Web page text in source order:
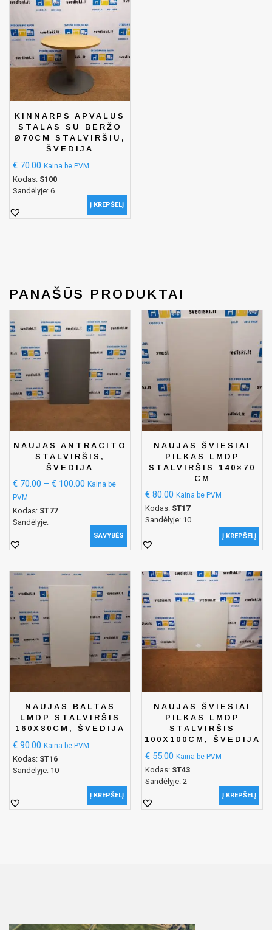
KINNARPS APVALUS
STALAS SU BERŽO
Ø70CM STALVIRŠIU,
ŠVEDIJA
€ 70.00 Kaina be PVM
Kodas: S100
Sandėlyje: 6
Į KREPŠELĮ
PANAŠŪS PRODUKTAI
NAUJAS ANTRACITO
STALVIRŠIS,
ŠVEDIJA
€ 70.00 – € 100.00 Kaina be
PVM
Kodas: ST77
Sandėlyje:
SAVYBĖS
NAUJAS ŠVIESIAI
PILKAS LMDP
STALVIRŠIS 140×70
CM
€ 80.00 Kaina be PVM
Kodas: ST17
Sandėlyje: 10
Į KREPŠELĮ
NAUJAS BALTAS
LMDP STALVIRŠIS
160X80CM, ŠVEDIJA
€ 90.00 Kaina be PVM
Kodas: ST16
Sandėlyje: 10
Į KREPŠELĮ
NAUJAS ŠVIESIAI
PILKAS LMDP
STALVIRŠIS
100X100CM, ŠVEDIJA
€ 55.00 Kaina be PVM
Kodas: ST43
Sandėlyje: 2
Į KREPŠELĮ